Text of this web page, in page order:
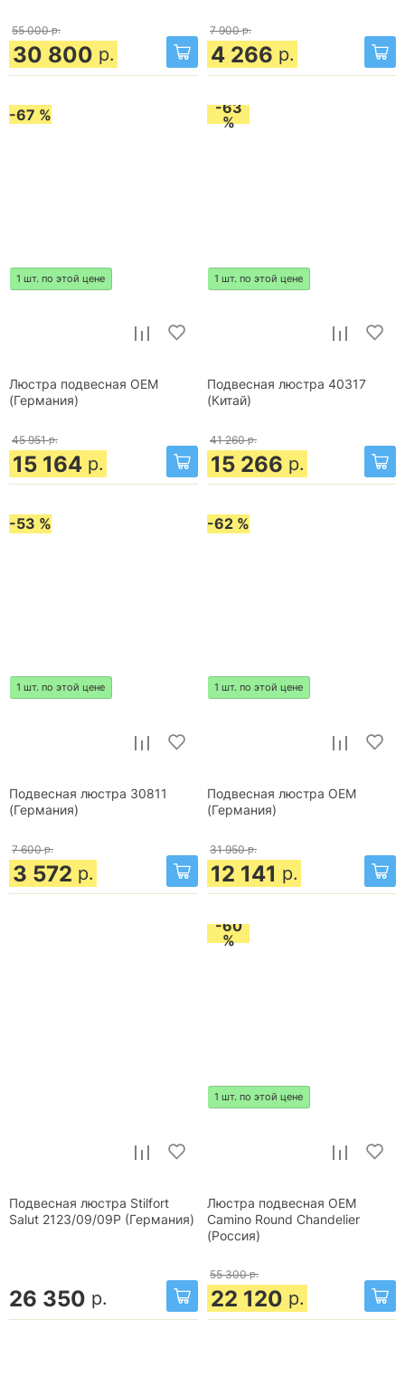
55 000 р.
30 800 р.
7 900 р.
4 266 р.
-67 %
1 шт. по этой цене
Люстра подвесная OEM
(Германия)
45 951 р.
15 164 р.
-63
%
1 шт. по этой цене
Подвесная люстра 40317
(Китай)
41 260 р.
15 266 р.
-53 %
1 шт. по этой цене
Подвесная люстра 30811
(Германия)
7 600 р.
3 572 р.
-62 %
1 шт. по этой цене
Подвесная люстра OEM
(Германия)
31 950 р.
12 141 р.
Подвесная люстра Stilfort
Salut 2123/09/09P (Германия)
26 350 р.
-60
%
1 шт. по этой цене
Люстра подвесная OEM
Camino Round Chandelier
(Россия)
55 300 р.
22 120 р.